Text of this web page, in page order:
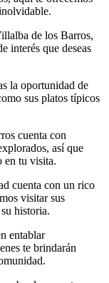
de los Barros,
interés que deseas
la oportunidad de
sus platos típicos
cuenta con
así que
en tu visita.
cuenta con un rico
visitar sus
historia.
entablar
te brindarán